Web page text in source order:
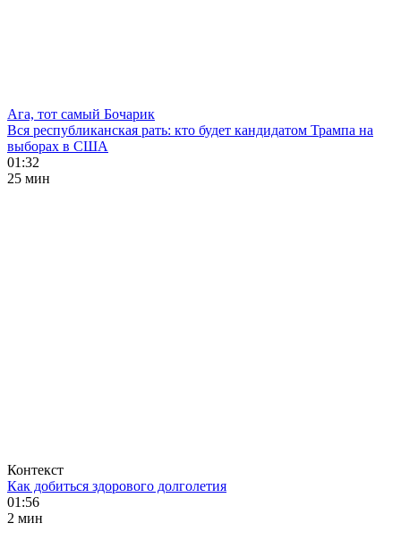
Ага, тот самый Бочарик
Вся республиканская рать: кто будет кандидатом Трампа на
выборах в США
01:32
25 мин
Контекст
Как добиться здорового долголетия
01:56
2 мин